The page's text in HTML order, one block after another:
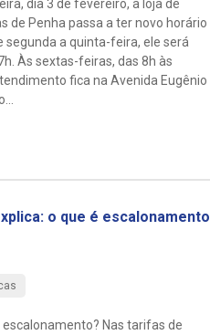
dia 3 de fevereiro, a loja de
de Penha passa a ter novo horário
segunda a quinta-feira, ele será
Às sextas-feiras, das 8h às
fica na Avenida Eugênio
o que é escalonamento
Nas tarifas de